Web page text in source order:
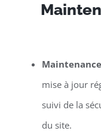
mise à jour
suivi de la
du site.